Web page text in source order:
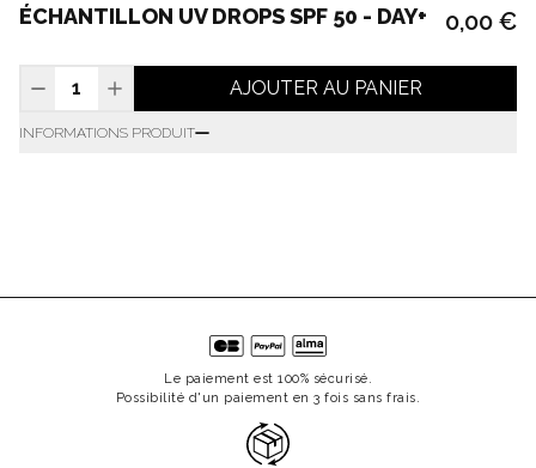
ÉCHANTILLON UV DROPS SPF 50 - DAY+ 0,00 €
AJOUTER AU PANIER
INFORMATIONS PRODUIT
Le paiement est 100% sécurisé.
Possibilité d'un paiement en 3 fois sans frais.